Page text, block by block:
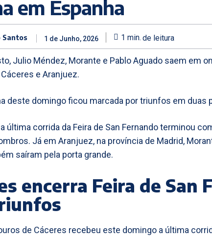
em Espanha
Santos 1 de Junho, 2026 1 min. de leitura
Julio Méndez, Morante e Pablo Aguado saem em
e Aranjuez.
deste domingo ficou marcada por triunfos em duas
última corrida da Feira de San Fernando terminou
Já em Aranjuez, na província de Madrid,
saíram pela porta grande.
encerra Feira de San
de Cáceres recebeu este domingo a última